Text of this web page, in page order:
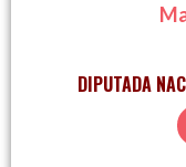
DIPUTADA